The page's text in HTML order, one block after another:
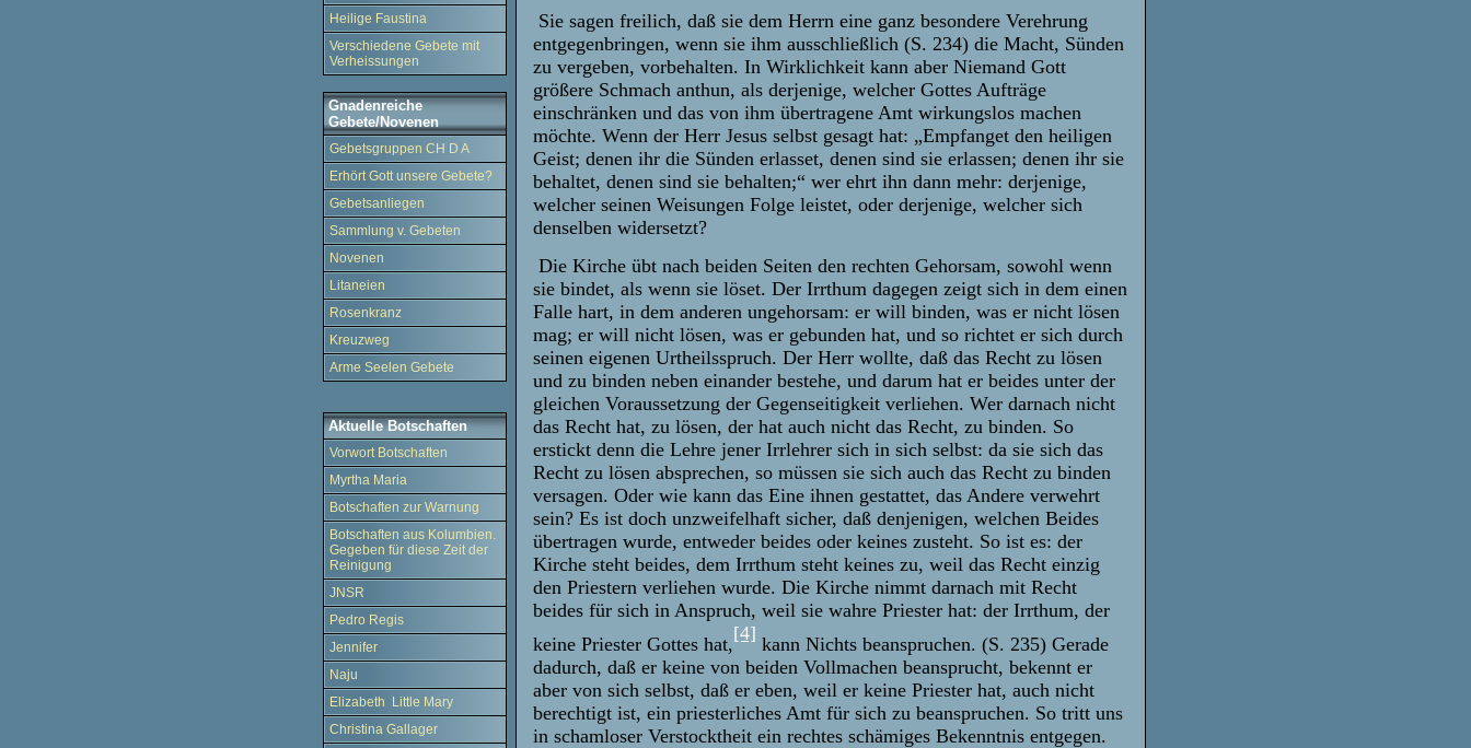
Heilige Faustina
Verschiedene Gebete mit
Verheissungen
Gnadenreiche
Gebete/Novenen
Gebetsgruppen CH D A
Erhört Gott unsere Gebete?
Gebetsanliegen
Sammlung v. Gebeten
Novenen
Litaneien
Rosenkranz
Kreuzweg
Arme Seelen Gebete
Aktuelle Botschaften
Vorwort Botschaften
Myrtha Maria
Botschaften zur Warnung
Botschaften aus Kolumbien.
Gegeben für diese Zeit der
Reinigung
JNSR
Pedro Regis
Jennifer
Naju
Elizabeth Little Mary
Christina Gallager
Sie sagen freilich, daß sie dem Herrn eine ganz besondere Verehrung
entgegenbringen, wenn sie ihm ausschließlich (S. 234) die Macht, Sünden
zu vergeben, vorbehalten. In Wirklichkeit kann aber Niemand Gott
größere Schmach anthun, als derjenige, welcher Gottes Aufträge
einschränken und das von ihm übertragene Amt wirkungslos machen
möchte. Wenn der Herr Jesus selbst gesagt hat: „Empfanget den heiligen
Geist; denen ihr die Sünden erlasset, denen sind sie erlassen; denen ihr sie
behaltet, denen sind sie behalten;“ wer ehrt ihn dann mehr: derjenige,
welcher seinen Weisungen Folge leistet, oder derjenige, welcher sich
denselben widersetzt?
Die Kirche übt nach beiden Seiten den rechten Gehorsam, sowohl wenn
sie bindet, als wenn sie löset. Der Irrthum dagegen zeigt sich in dem einen
Falle hart, in dem anderen ungehorsam: er will binden, was er nicht lösen
mag; er will nicht lösen, was er gebunden hat, und so richtet er sich durch
seinen eigenen Urtheilsspruch. Der Herr wollte, daß das Recht zu lösen
und zu binden neben einander bestehe, und darum hat er beides unter der
gleichen Voraussetzung der Gegenseitigkeit verliehen. Wer darnach nicht
das Recht hat, zu lösen, der hat auch nicht das Recht, zu binden. So
erstickt denn die Lehre jener Irrlehrer sich in sich selbst: da sie sich das
Recht zu lösen absprechen, so müssen sie sich auch das Recht zu binden
versagen. Oder wie kann das Eine ihnen gestattet, das Andere verwehrt
sein? Es ist doch unzweifelhaft sicher, daß denjenigen, welchen Beides
übertragen wurde, entweder beides oder keines zusteht. So ist es: der
Kirche steht beides, dem Irrthum steht keines zu, weil das Recht einzig
den Priestern verliehen wurde. Die Kirche nimmt darnach mit Recht
beides für sich in Anspruch, weil sie wahre Priester hat: der Irrthum, der
keine Priester Gottes hat,
[4]
kann Nichts beanspruchen. (S. 235) Gerade
dadurch, daß er keine von beiden Vollmachen beansprucht, bekennt er
aber von sich selbst, daß er eben, weil er keine Priester hat, auch nicht
berechtigt ist, ein priesterliches Amt für sich zu beanspruchen. So tritt uns
in schamloser Verstocktheit ein rechtes schämiges Bekenntnis entgegen.